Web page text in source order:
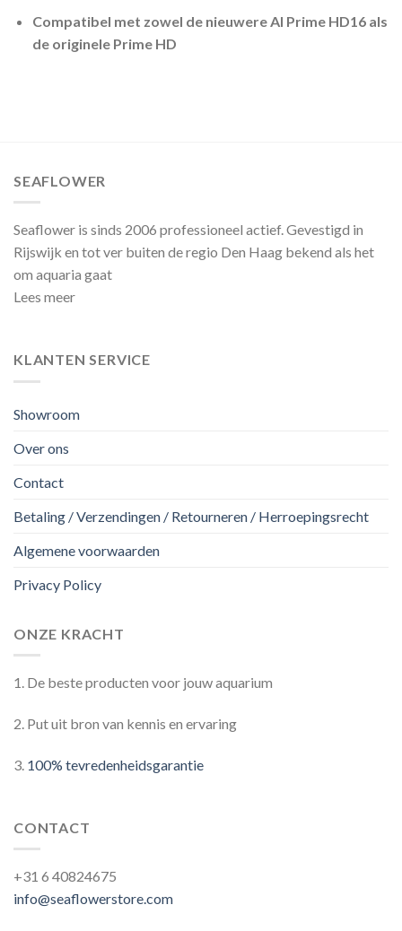
Compatibel met zowel de nieuwere AI Prime HD16 als
de originele Prime HD
SEAFLOWER
Seaflower is sinds 2006 professioneel actief. Gevestigd in
Rijswijk en tot ver buiten de regio Den Haag bekend als het
om aquaria gaat
Lees meer
KLANTEN SERVICE
Showroom
Over ons
Contact
Betaling / Verzendingen / Retourneren / Herroepingsrecht
Algemene voorwaarden
Privacy Policy
ONZE KRACHT
1. De beste producten voor jouw aquarium
2. Put uit bron van kennis en ervaring
3. 100% tevredenheidsgarantie
CONTACT
+31 6 40824675
info@seaflowerstore.com